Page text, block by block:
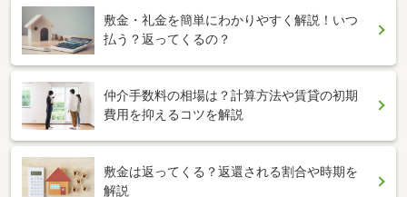
敷金・礼金を簡単にわかりやすく解説！いつ
払う？返ってくるの？
仲介手数料の相場は？計算方法や賃貸の初期
費用を抑えるコツを解説
敷金は返ってくる？返還される割合や時期を
解説